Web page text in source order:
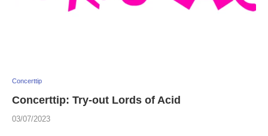
Concerttip
Concerttip: Try-out Lords of Acid
03/07/2023